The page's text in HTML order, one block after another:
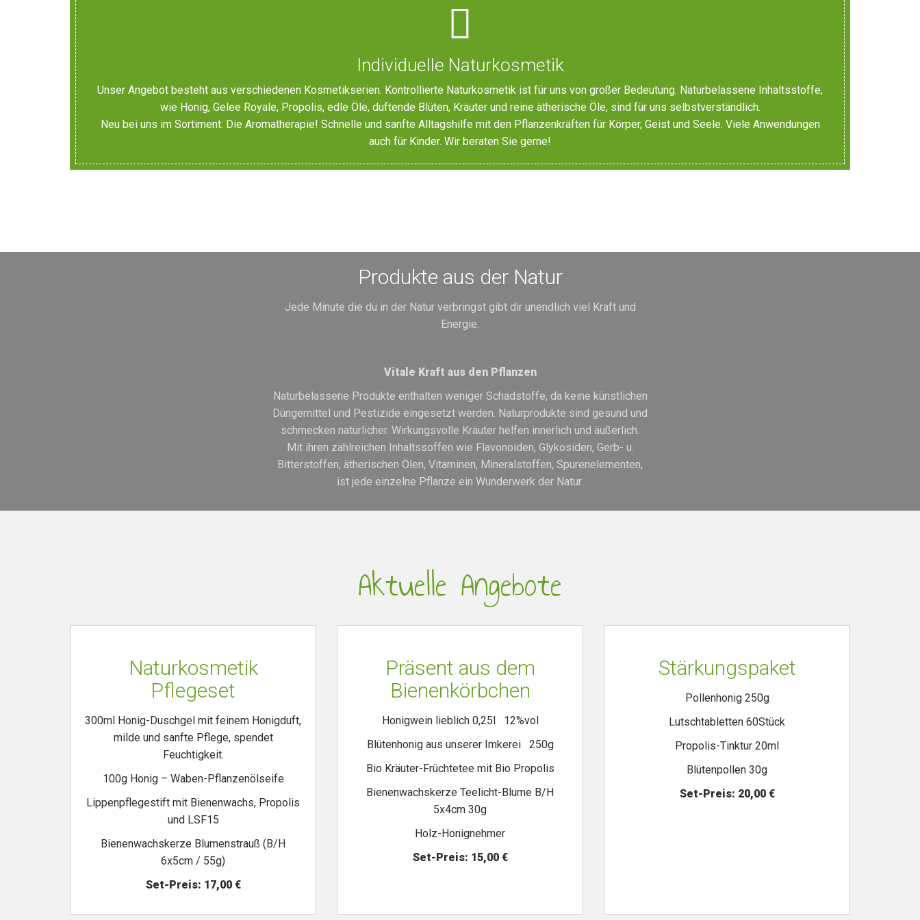
Individuelle Naturkosmetik
Unser Angebot besteht aus verschiedenen Kosmetikserien. Kontrollierte Naturkosmetik ist für uns von großer Bedeutung. Naturbelassene Inhaltsstoffe,
wie Honig, Gelee Royale, Propolis, edle Öle, duftende Blüten, Kräuter und reine ätherische Öle, sind für uns selbstverständlich.
Neu bei uns im Sortiment: Die Aromatherapie! Schnelle und sanfte Alltagshilfe mit den Pflanzenkräften für Körper, Geist und Seele. Viele Anwendungen
auch für Kinder. Wir beraten Sie gerne!
Produkte aus der Natur
Jede Minute die du in der Natur verbringst gibt dir unendlich viel Kraft und
Energie.
Vitale Kraft aus den Pflanzen
Naturbelassene Produkte enthalten weniger Schadstoffe, da keine künstlichen
Düngemittel und Pestizide eingesetzt werden. Naturprodukte sind gesund und
schmecken natürlicher. Wirkungsvolle Kräuter helfen innerlich und äußerlich.
Mit ihren zahlreichen Inhaltssoffen wie Flavonoiden, Glykosiden, Gerb- u.
Bitterstoffen, ätherischen Ölen, Vitaminen, Mineralstoffen, Spurenelementen,
ist jede einzelne Pflanze ein Wunderwerk der Natur.
Aktuelle Angebote
Naturkosmetik
Pflegeset
300ml Honig-Duschgel mit feinem Honigduft,
milde und sanfte Pflege, spendet
Feuchtigkeit.
100g Honig – Waben-Pflanzenölseife
Lippenpflegestift mit Bienenwachs, Propolis
und LSF15
Bienenwachskerze Blumenstrauß (B/H
6x5cm / 55g)
Set-Preis: 17,00 €
Präsent aus dem
Bienenkörbchen
Honigwein lieblich 0,25l 12%vol
Blütenhonig aus unserer Imkerei 250g
Bio Kräuter-Früchtetee mit Bio Propolis
Bienenwachskerze Teelicht-Blume B/H
5x4cm 30g
Holz-Honignehmer
Set-Preis: 15,00 €
Stärkungspaket
Pollenhonig 250g
Lutschtabletten 60Stück
Propolis-Tinktur 20ml
Blütenpollen 30g
Set-Preis: 20,00 €